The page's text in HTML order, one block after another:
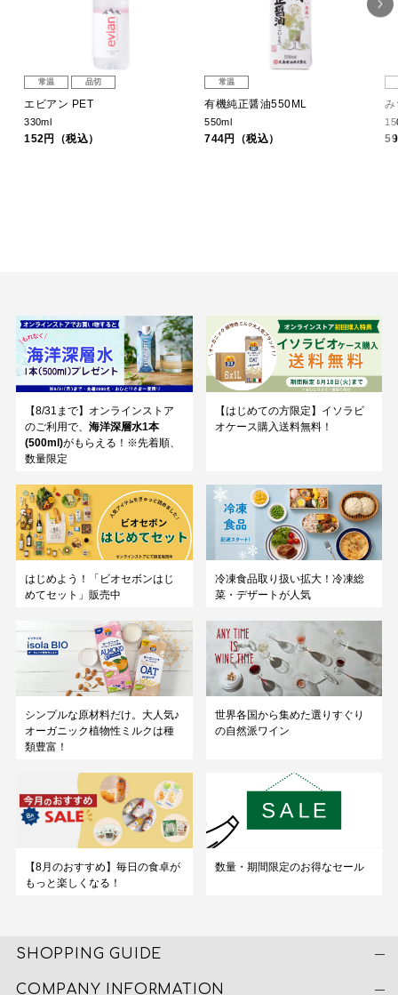
常温 品切
エビアン PET
330ml
152円（税込）
常温
有機純正醤油550ML
550ml
744円（税込）
【8/31まで】オンラインストア
のご利用で、 海洋深層水1本
(500ml)がもらえる！※先着順、
数量限定
【はじめての方限定】イソラビ
オケース購入送料無料！
はじめよう！「ビオセボンはじ
めてセット」販売中
冷凍食品取り扱い拡大！冷凍総
菜・デザートが人気
シンプルな原材料だけ。大人気♪
オーガニック植物性ミルクは種
類豊富！
世界各国から集めた選りすぐり
の自然派ワイン
【8月のおすすめ】毎日の食卓が
もっと楽しくなる！
数量・期間限定のお得なセール
SHOPPING GUIDE
COMPANY INFORMATION